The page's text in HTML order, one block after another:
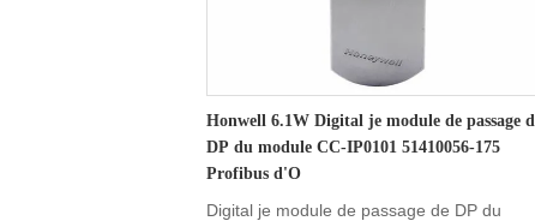
Honwell 6.1W Digital je module de passage
DP du module CC-IP0101 51410056-175
Profibus d'O
Digital je module de passage de DP du